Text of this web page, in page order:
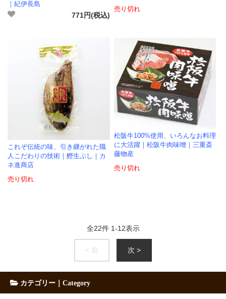
｜紀伊長島
771円(税込)
売り切れ
これぞ伝統の味、引き継がれた職
人こだわりの技術｜鰹生ぶし｜カ
ネ進商店
売り切れ
松阪牛100%使用、いろんなお料理
に大活躍｜松阪牛肉味噌｜三重斎
藤物産
売り切れ
全22件 1-12表示
< 前 次 >
カテゴリー｜Category